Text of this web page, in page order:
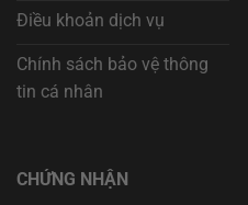
Điều khoản dịch vụ
Chính sách bảo vệ thông
tin cá nhân
CHỨNG NHẬN